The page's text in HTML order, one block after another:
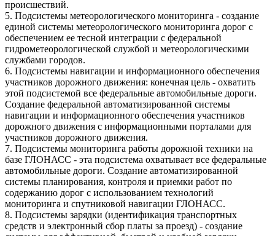
происшествий.
5. Подсистемы метеорологического мониторинга - создание
единой системы метеорологического мониторинга дорог с
обеспечением ее тесной интеграции с федеральной
гидрометеорологической службой и метеорологическими
службами городов.
6. Подсистемы навигации и информационного обеспечения
участников дорожного движения: конечная цель - охватить
этой подсистемой все федеральные автомобильные дороги.
Создание федеральной автоматизированной системы
навигации и информационного обеспечения участников
дорожного движения с информационными порталами для
участников дорожного движения.
7. Подсистемы мониторинга работы дорожной техники на
базе ГЛОНАСС - эта подсистема охватывает все федеральные
автомобильные дороги. Создание автоматизированной
системы планирования, контроля и приемки работ по
содержанию дорог с использованием технологий
мониторинга и спутниковой навигации ГЛОНАСС.
8. Подсистемы зарядки (идентификация транспортных
средств и электронный сбор платы за проезд) - создание